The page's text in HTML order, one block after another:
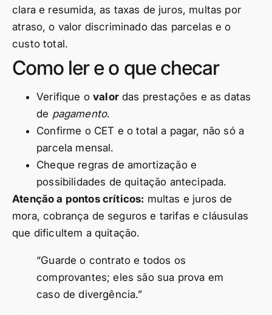
clara e resumida, as taxas de juros, multas por
atraso, o valor discriminado das parcelas e o
custo total.
Como ler e o que checar
Verifique ovalordas prestações e as datas
de pagamento.
Confirme o CET e o total a pagar, não só a
parcela mensal.
Cheque regras de amortização e
possibilidades de quitação antecipada.
Atenção a pontos críticos: multas e juros de
mora, cobrança de seguros e tarifas e cláusulas
que dificultem a quitação.
“Guarde o contrato e todos os
comprovantes; eles são sua prova em
caso de divergência.”